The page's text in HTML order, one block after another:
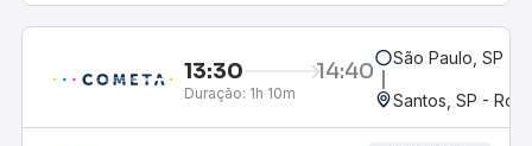
13:30 14:40
Duração: 1h 10m
São Paulo, SP -
Santos, SP -